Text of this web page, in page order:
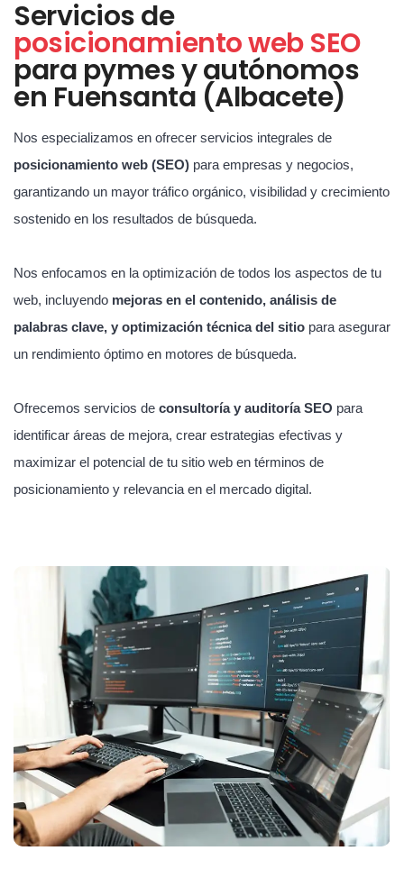
Servicios de
posicionamiento web SEO
para pymes y autónomos
en Fuensanta (Albacete)
Nos especializamos en ofrecer servicios integrales de
posicionamiento web (SEO) para empresas y negocios,
garantizando un mayor tráfico orgánico, visibilidad y crecimiento
sostenido en los resultados de búsqueda.
Nos enfocamos en la optimización de todos los aspectos de tu
web, incluyendo mejoras en el contenido, análisis de
palabras clave, y optimización técnica del sitio para asegurar
un rendimiento óptimo en motores de búsqueda.
Ofrecemos servicios de consultoría y auditoría SEO para
identificar áreas de mejora, crear estrategias efectivas y
maximizar el potencial de tu sitio web en términos de
posicionamiento y relevancia en el mercado digital.